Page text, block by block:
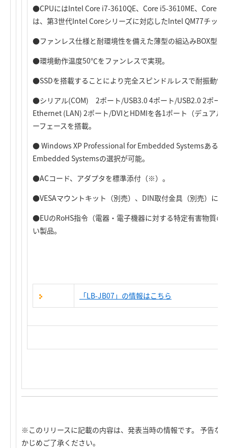
●CPUにはIntel Core i7-3610QE、Core i5-3610ME、Core
は、第3世代Intel Coreシリーズに対応したIntel QM77チップ
●ファンレス仕様と耐環境性を備えた薄型の組込みBOX型コ
●環境動作温度50℃をファンレスで実現。
●SSDを搭載することにより完全スピンドルレスで耐振動性
●シリアル(COM) 2ポート/USB3.0 4ポート/USB2.0 2ポー
Ethernet (LAN) 2ポート/DVIとHDMIを各1ポート（デュアル
ーフェースを搭載。
● Windows XP Professional for Embedded Systemsある
Embedded Systemsの選択が可能。
●ACコード、アダプタを標準添付（※）。
●VESAマウントキット（別売）、DIN取付金具（別売）に
●EUのRoHS指令（電器・電子機器に対する特定有害物質の
い製品。
「LB-JB07」の情報はこちら
※このリリースに記載の内容は、発表当時の情報です。 予告な
かじめご了承ください。